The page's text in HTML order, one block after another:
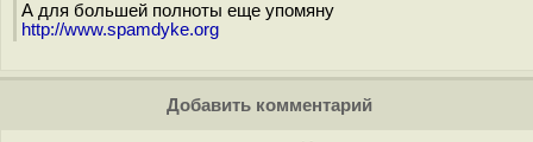
А для большей полноты еще упомяну
http://www.spamdyke.org
Добавить комментарий